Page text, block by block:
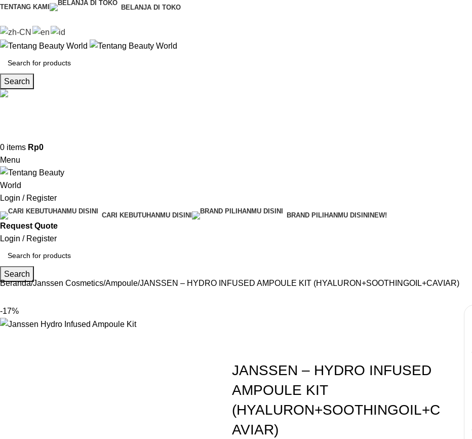
TENTANG KAMI
BELANJA DI TOKO
Search
0 items Rp0
Menu
Login / Register
CARI KEBUTUHANMU DISINI BRAND PILIHANMU DISINI NEW!
Request Quote
Login / Register
Search
Beranda Janssen Cosmetics Ampoule JANSSEN – HYDRO INFUSED AMPOULE KIT (HYALURON+SOOTHINGOIL+CAVIAR)
-17%
JANSSEN – HYDRO INFUSED
AMPOULE KIT
(HYALURON+SOOTHINGOIL+C
AVIAR)